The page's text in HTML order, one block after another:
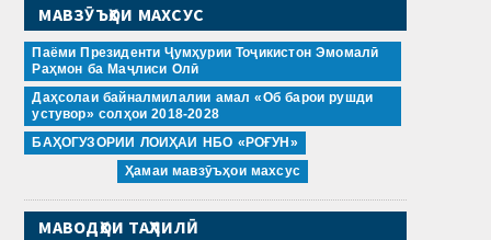
МАВЗӮЪҲОИ МАХСУС
Паёми Президенти Ҷумҳурии Тоҷикистон Эмомалӣ
Раҳмон ба Маҷлиси Олӣ
Даҳсолаи байналмилалии амал «Об барои рушди
устувор» солҳои 2018-2028
БАҲОГУЗОРИИ ЛОИҲАИ НБО «РОҒУН»
Ҳамаи мавзӯъҳои махсус
МАВОДҲОИ ТАҲЛИЛӢ